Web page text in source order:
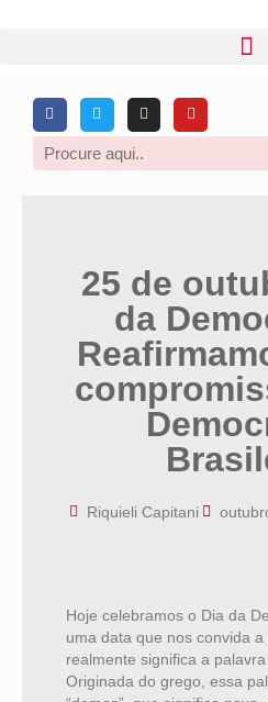
25 de
da
Riquieli Capitani
Hoje celebramos o Dia da
uma data que nos convida
realmente significa a palavra
Originada do grego, essa